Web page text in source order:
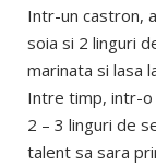
Intr-un castron,
soia si 2 linguri
marinata si lasa
Intre timp, intr-o
2 – 3 linguri de
talent sa sara